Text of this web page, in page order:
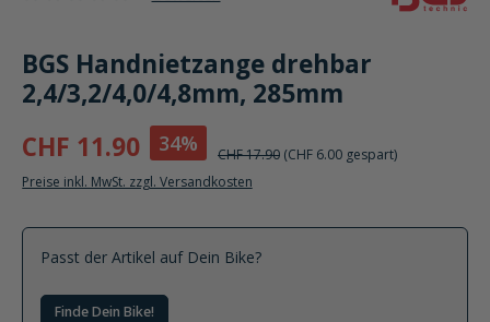
BGS Handnietzange drehbar
2,4/3,2/4,0/4,8mm, 285mm
CHF 11.90
34% CHF 17.90 (CHF 6.00 gespart)
Preise inkl. MwSt. zzgl. Versandkosten
Passt der Artikel auf Dein Bike?
Finde Dein Bike!